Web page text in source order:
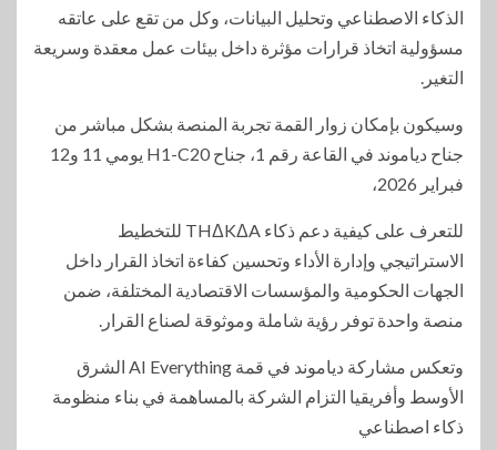
الذكاء الاصطناعي وتحليل البيانات، وكل من تقع على عاتقه
مسؤولية اتخاذ قرارات مؤثرة داخل بيئات عمل معقدة وسريعة
التغير.
وسيكون بإمكان زوار القمة تجربة المنصة بشكل مباشر من
جناح دياموند في القاعة رقم 1، جناح H1-C20 يومي 11 و12
فبراير 2026،
للتعرف على كيفية دعم ذكاء THΔKΔA للتخطيط
الاستراتيجي وإدارة الأداء وتحسين كفاءة اتخاذ القرار داخل
الجهات الحكومية والمؤسسات الاقتصادية المختلفة، ضمن
منصة واحدة توفر رؤية شاملة وموثوقة لصناع القرار.
وتعكس مشاركة دياموند في قمة AI Everything الشرق
الأوسط وأفريقيا التزام الشركة بالمساهمة في بناء منظومة
ذكاء اصطناعي